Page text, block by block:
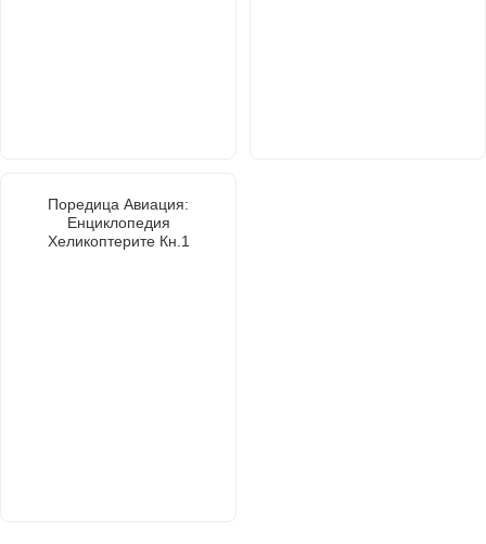
Поредица Авиация:
Енциклопедия
Хеликоптерите Кн.1